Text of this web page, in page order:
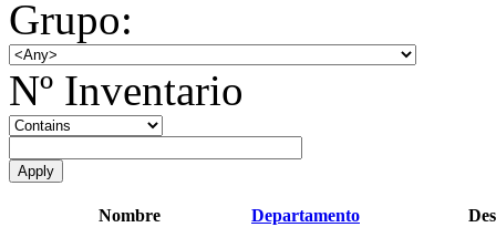
Grupo:
Nº Inventario
Nombre Departamento